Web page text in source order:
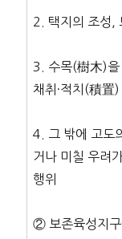
2. 택지의 조성,
3. 수목(樹木)을
채취·적치(積置)
4. 그 밖에 고도
거나 미칠 우려
행위
② 보존육성지구